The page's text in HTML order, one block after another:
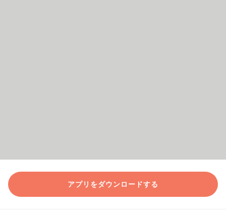
アプリをダウンロードする